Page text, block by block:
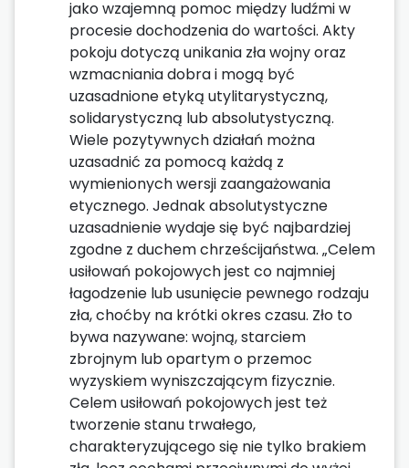
jako wzajemną pomoc między ludźmi w
procesie dochodzenia do wartości. Akty
pokoju dotyczą unikania zła wojny oraz
wzmacniania dobra i mogą być
uzasadnione etyką utylitarystyczną,
solidarystyczną lub absolutystyczną.
Wiele pozytywnych działań można
uzasadnić za pomocą każdą z
wymienionych wersji zaangażowania
etycznego. Jednak absolutystyczne
uzasadnienie wydaje się być najbardziej
zgodne z duchem chrześcijaństwa. „Celem
usiłowań pokojowych jest co najmniej
łagodzenie lub usunięcie pewnego rodzaju
zła, choćby na krótki okres czasu. Zło to
bywa nazywane: wojną, starciem
zbrojnym lub opartym o przemoc
wyzyskiem wyniszczającym fizycznie.
Celem usiłowań pokojowych jest też
tworzenie stanu trwałego,
charakteryzującego się nie tylko brakiem